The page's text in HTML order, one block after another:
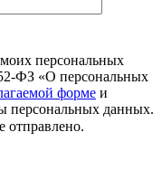
персональных
ФЗ «О персональных
форме и
персональных данных.
отправлено.